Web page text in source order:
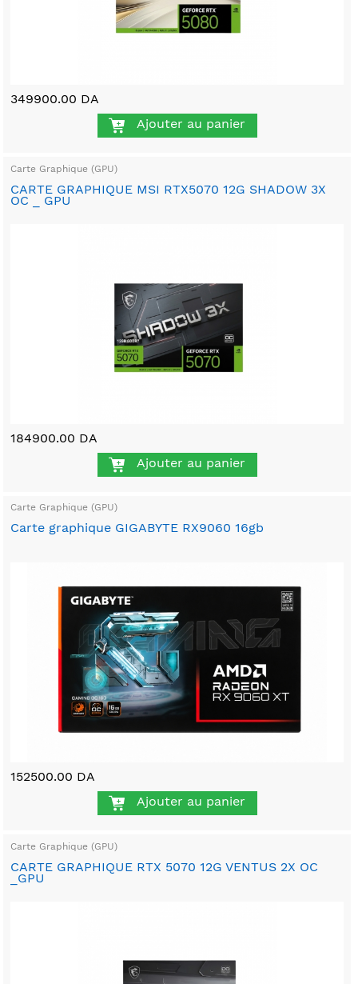
349900.00 DA
Ajouter au panier
Carte Graphique (GPU)
CARTE GRAPHIQUE MSI RTX5070 12G SHADOW 3X
OC _ GPU
184900.00 DA
Ajouter au panier
Carte Graphique (GPU)
Carte graphique GIGABYTE RX9060 16gb
152500.00 DA
Ajouter au panier
Carte Graphique (GPU)
CARTE GRAPHIQUE RTX 5070 12G VENTUS 2X OC
_GPU